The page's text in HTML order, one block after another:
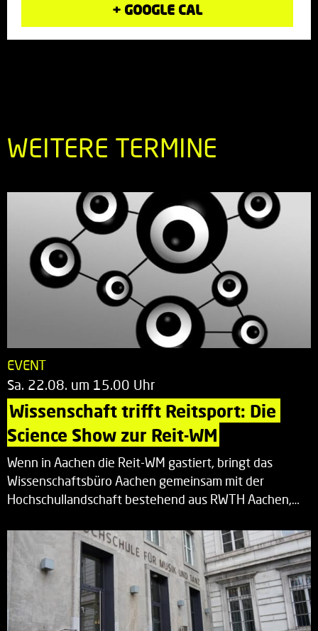
+ GOOGLE CAL
WEITERE TERMINE
EVENT
Sa. 22.08. um 15.00 Uhr
Wissenschaft trifft Reitsport: Die
Science Show zur Reit-WM
Wenn in Aachen die Reit-WM gastiert, bringt das
Wissenschaftsbüro Aachen gemeinsam mit der
Hochschullandschaft bestehend aus RWTH Aachen,…